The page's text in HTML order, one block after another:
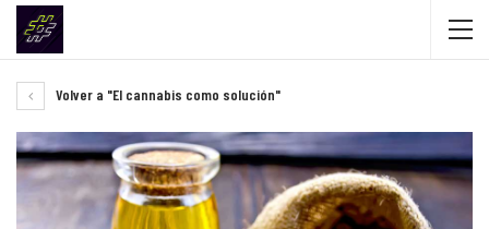
Volver a "El cannabis como solución"